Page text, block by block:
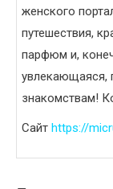
женского
путешествия,
парфюм и,
увлекающаяся,
знакомствам!
Сайт https://